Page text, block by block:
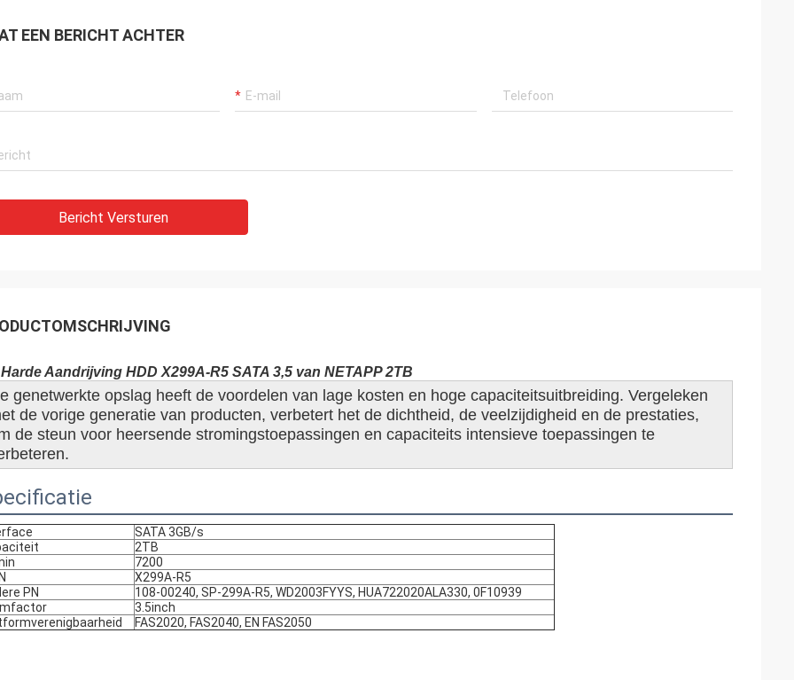
EEN BERICHT ACHTER
Bericht Versturen
Aandrijving HDD X299A-R5 SATA 3,5 van NETAPP 2TB
genetwerkte opslag heeft de voordelen van lage kosten en hoge capaciteitsuitbreiding. Vergeleken
de vorige generatie van producten, verbetert het de dichtheid, de veelzijdigheid en de prestaties,
de steun voor heersende stromingstoepassingen en capaciteits intensieve toepassingen te
SATA 3GB/s
2TB
7200
X299A-R5
PN
108-00240, SP-299A-R5, WD2003FYYS, HUA722020ALA330, 0F10939
3.5inch
FAS2020, FAS2040, EN FAS2050